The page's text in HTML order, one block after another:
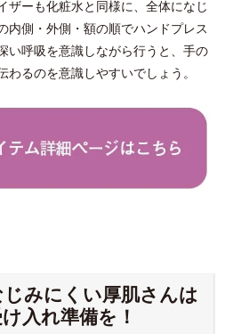
ザーも化粧水と同様に、全体になじ
内側・外側・額の順でハンドプレス
い呼吸を意識しながら行うと、手の
わるのを意識しやすいでしょう。
みにくい厚肌さんは
入れ準備を！